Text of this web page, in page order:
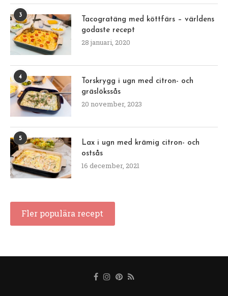
3
Tacogratäng med köttfärs – världens
godaste recept
28 januari, 2020
4
Torskrygg i ugn med citron- och
gräslökssås
20 november, 2023
5
Lax i ugn med krämig citron- och
ostsås
16 december, 2021
Fler populära recept